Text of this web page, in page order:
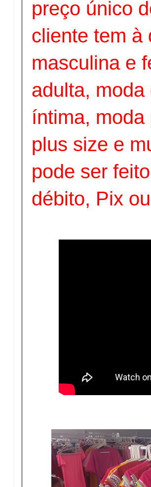
preço único
cliente tem à
masculina e
adulta,
íntima,
plus size e
pode ser
débito, Pix